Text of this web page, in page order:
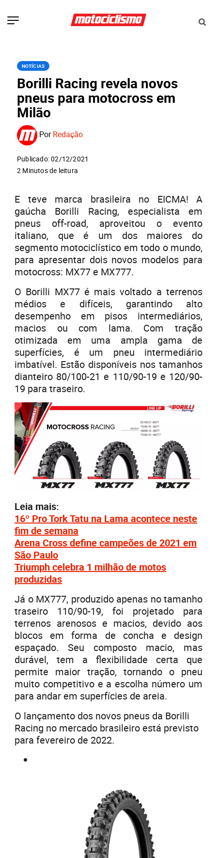
NOTÍCIAS
Borilli Racing revela novos
pneus para motocross em
Milão
PorRedação
Publicado: 02/12/2021
2 Minutos de leitura
E teve marca brasileira no EICMA! A
gaúcha Borilli Racing, especialista em
pneus off-road, aproveitou o evento
italiano, que é um dos maiores do
segmento motociclístico em todo o mundo,
para apresentar dois novos modelos para
motocross: MX77 e MX777.
O Borilli MX77 é mais voltado a terrenos
médios e difíceis, garantindo alto
desempenho em pisos intermediários,
macios ou com lama. Com tração
otimizada em uma ampla gama de
superfícies, é um pneu intermediário
imbatível. Estão disponíveis nos tamanhos
dianteiro 80/100-21 e 110/90-19 e 120/90-
19 para traseiro.
Leia mais:
16º Pro Tork Tatu na Lama acontece neste
fim de semana
Arena Cross define campeões de 2021 em
São Paulo
Triumph celebra 1 milhão de motos
produzidas
Já o MX777, produzido apenas no tamanho
traseiro 110/90-19, foi projetado para
terrenos arenosos e macios, devido aos
blocos em forma de concha e design
espaçado. Seu composto macio, mas
durável, tem a flexibilidade certa que
permite maior tração, tornando o pneu
muito competitivo e a escolha número um
para andar em superfícies de areia.
O lançamento dos novos pneus da Borilli
Racing no mercado brasileiro está previsto
para fevereiro de 2022.